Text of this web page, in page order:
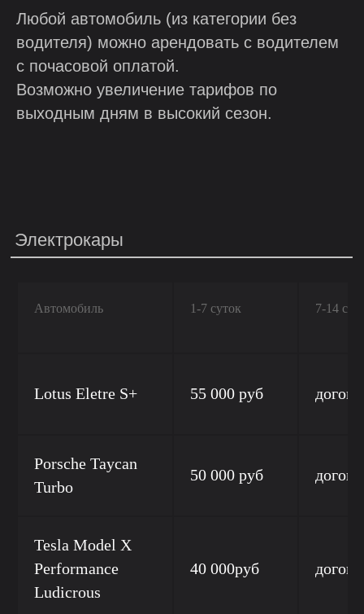
Любой автомобиль (из категории без
водителя) можно арендовать с водителем
с почасовой оплатой.
Возможно увеличение тарифов по
выходным дням в высокий сезон.
Электрокары
Автомобиль 1-7 суток 7-14
Lotus Eletre S+ 55 000 руб
Porsche Taycan
Turbo
50 000 руб
Tesla Model X
Performance
Ludicrous
40 000руб